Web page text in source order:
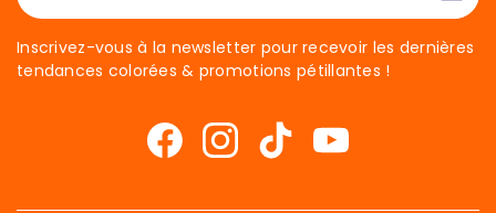
Inscrivez-vous à la newsletter pour recevoir les dernières
tendances colorées & promotions pétillantes !